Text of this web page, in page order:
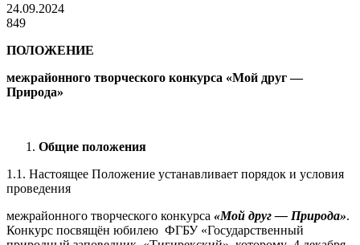
24.09.2024
849
ПОЛОЖЕНИЕ
межрайонного творческого конкурса «Мой друг —
Природа»
Общие положения
1.1. Настоящее Положение устанавливает порядок и условия
проведения
межрайонного творческого конкурса «Мой друг — Природа».
Конкурс посвящён юбилею ФГБУ «Государственный